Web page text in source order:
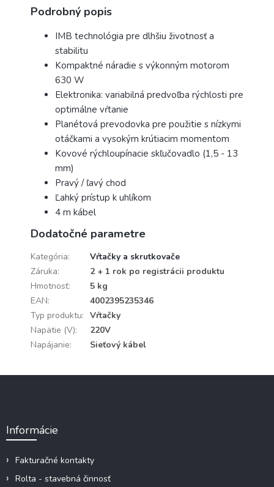
Podrobný popis
IMB technológia pre dlhšiu životnosť a
stabilitu
Kompaktné náradie s výkonným motorom
630 W
Elektronika: variabilná predvoľba rýchlosti pre
optimálne vŕtanie
Planétová prevodovka pre použitie s nízkymi
otáčkami a vysokým krútiacim momentom
Kovové rýchloupínacie skľučovadlo (1,5 - 13
mm)
Pravý / ľavý chod
Ľahký prístup k uhlíkom
4 m kábel
Dodatočné parametre
Kategória:
Vŕtačky a skrutkovače
Záruka:
2 + 1 rok po registrácii produktu
Hmotnosť:
5 kg
EAN:
4002395235346
Typ produktu: Vŕtačky
Napätie (V):
220V
Napájanie: Sieťový kábel
Informácie
Fakturačné kontakty
Rolta - stavebná činnosť